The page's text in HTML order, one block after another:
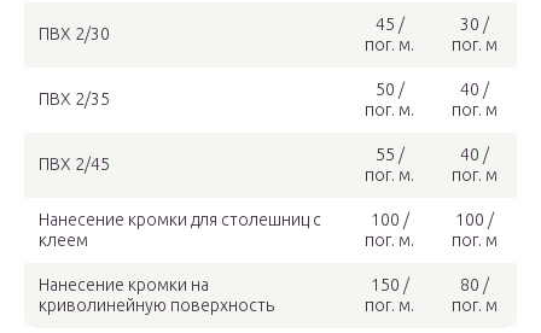
ПВХ 2/30
45 /
пог. м.
30 /
пог. м
ПВХ 2/35
50 /
пог. м.
40 /
пог. м
ПВХ 2/45
55 /
пог. м.
40 /
пог. м
Нанесение кромки для столешниц с
клеем
100 /
пог. м.
100 /
пог. м
Нанесение кромки на
криволинейную поверхность
150 /
пог. м.
80 /
пог. м